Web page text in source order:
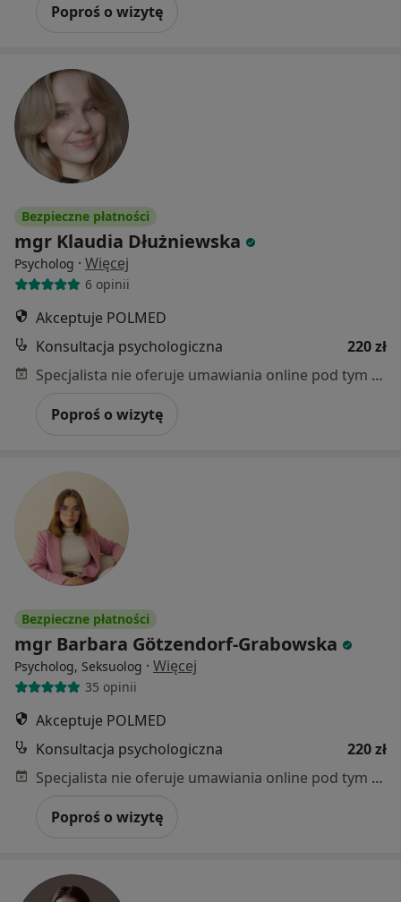
Poproś o wizytę
Bezpieczne płatności
mgr Klaudia Dłużniewska
Psycholog · Więcej
6 opinii
Akceptuje POLMED
Konsultacja psychologiczna
220 zł
Specjalista nie oferuje umawiania online pod tym adresem.
Poproś o wizytę
Bezpieczne płatności
mgr Barbara Götzendorf-Grabowska
Psycholog, Seksuolog · Więcej
35 opinii
Akceptuje POLMED
Konsultacja psychologiczna
220 zł
Specjalista nie oferuje umawiania online pod tym adresem.
Poproś o wizytę